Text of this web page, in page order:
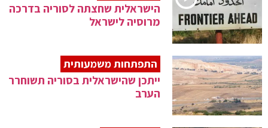
הישראלית שחצתה לסוריה בדרכה
מרוסיה לישראל
התפתחות משמעותית
ייתכן שהישראלית בסוריה תשוחרר
הערב